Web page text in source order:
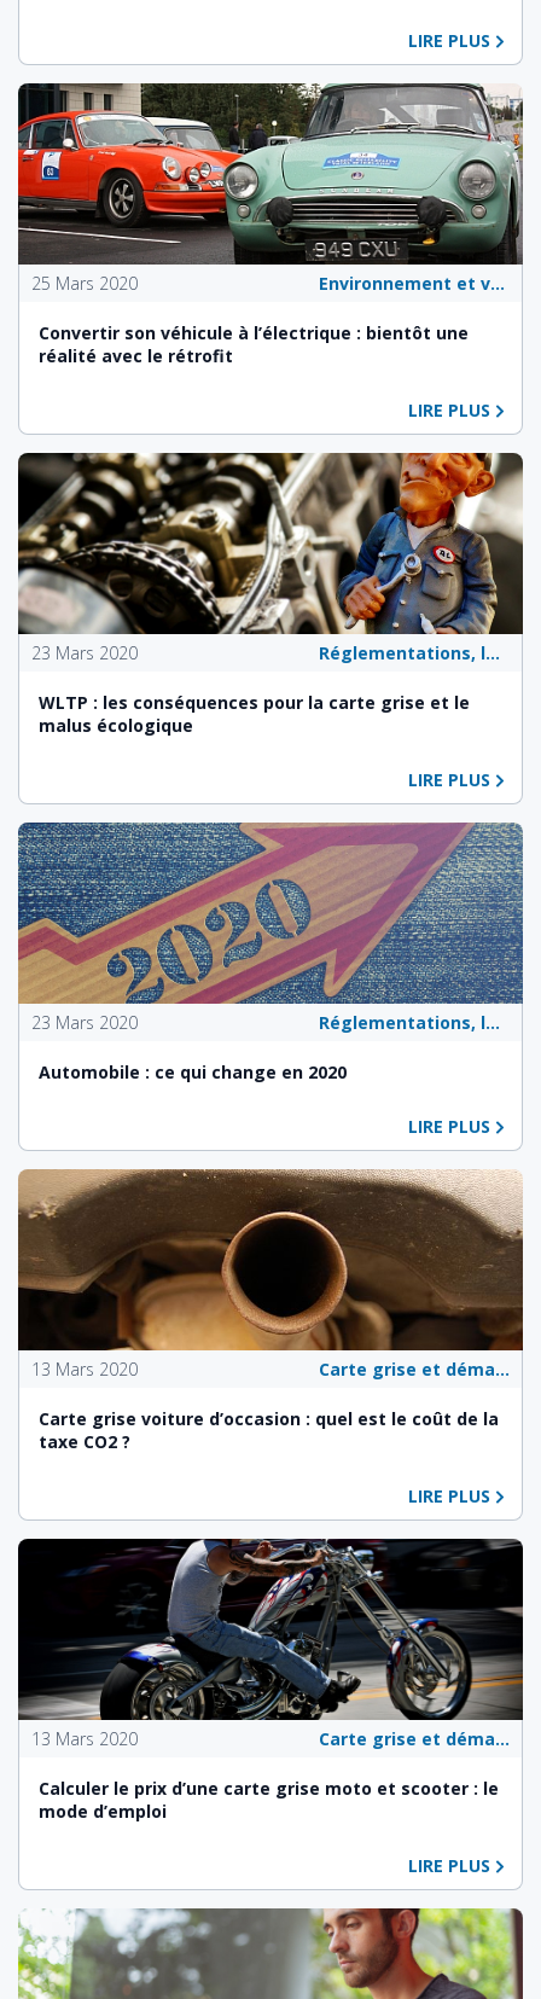
LIRE PLUS
25 Mars 2020 Environnement et véhicules écologiques
Convertir son véhicule à l’électrique : bientôt une
réalité avec le rétrofit
LIRE PLUS
23 Mars 2020 Réglementations, lois et politiques publiques
WLTP : les conséquences pour la carte grise et le
malus écologique
LIRE PLUS
23 Mars 2020 Réglementations, lois et politiques publiques
Automobile : ce qui change en 2020
LIRE PLUS
13 Mars 2020 Carte grise et démarches administratives
Carte grise voiture d’occasion : quel est le coût de la
taxe CO2 ?
LIRE PLUS
13 Mars 2020 Carte grise et démarches administratives
Calculer le prix d’une carte grise moto et scooter : le
mode d’emploi
LIRE PLUS